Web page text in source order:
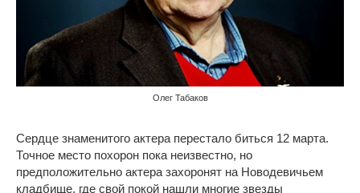
Олег Табаков
Сердце знаменитого актера перестало биться 12 марта.
Точное место похорон пока неизвестно, но
предположительно актера захоронят на Новодевичьем
кладбище, где свой покой нашли многие звезды